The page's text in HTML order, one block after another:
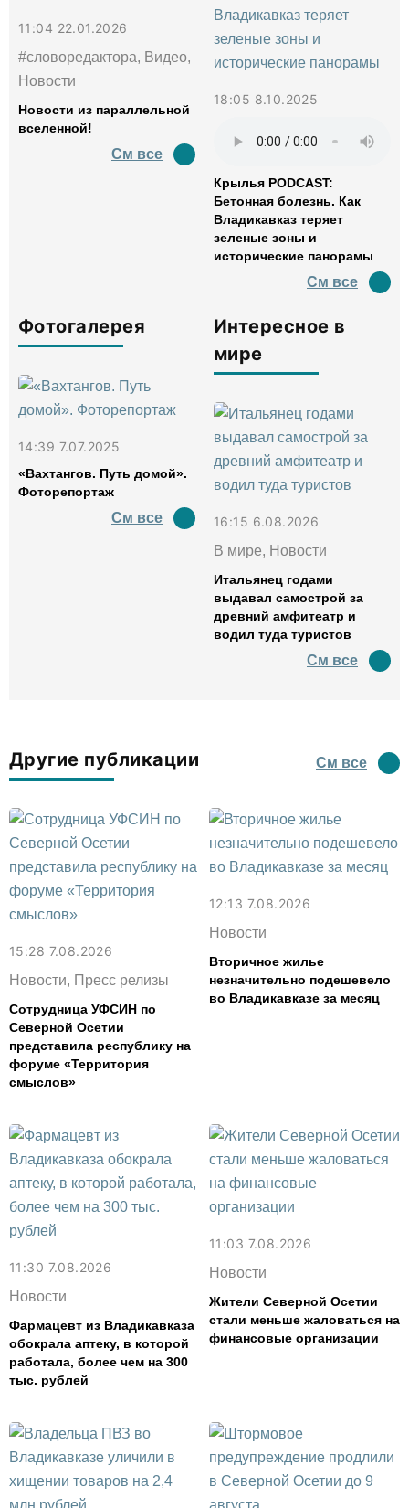
11:04 22.01.2026
#словоредактора, Видео,
Новости
Новости из параллельной
вселенной!
См все
18:05 8.10.2025
Крылья PODCAST:
Бетонная болезнь. Как
Владикавказ теряет
зеленые зоны и
исторические панорамы
См все
Фотогалерея
14:39 7.07.2025
«Вахтангов. Путь домой».
Фоторепортаж
См все
Интересное в
мире
16:15 6.08.2026
В мире, Новости
Итальянец годами
выдавал самострой за
древний амфитеатр и
водил туда туристов
См все
Другие публикации См все
15:28 7.08.2026
Новости, Пресс релизы
Сотрудница УФСИН по
Северной Осетии
представила республику на
форуме «Территория
смыслов»
12:13 7.08.2026
Новости
Вторичное жилье
незначительно подешевело
во Владикавказе за месяц
11:30 7.08.2026
Новости
Фармацевт из Владикавказа
обокрала аптеку, в которой
работала, более чем на 300
тыс. рублей
11:03 7.08.2026
Новости
Жители Северной Осетии
стали меньше жаловаться на
финансовые организации